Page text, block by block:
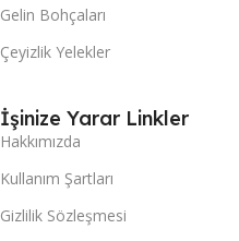
Gelin Bohçaları
Çeyizlik Yelekler
İşinize Yarar Linkler
Hakkımızda
Kullanım Şartları
Gizlilik Sözleşmesi